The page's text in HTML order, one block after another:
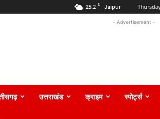
25.2 C Jaipur
- Advertisement -
उत्तराखंड क्राइम स्पोर्ट्स